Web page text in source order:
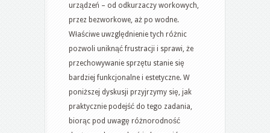
sprzątania
z
uwzględnieniem
różnych
typów
urządzeń
i
akcesoriów
urządzeń – od odkurzaczy workowych,
przez bezworkowe, aż po wodne.
Właściwe uwzględnienie tych różnic
pozwoli uniknąć frustracji i sprawi, że
przechowywanie sprzętu stanie się
bardziej funkcjonalne i estetyczne. W
poniższej dyskusji przyjrzymy się, jak
praktycznie podejść do tego zadania,
biorąc pod uwagę różnorodność